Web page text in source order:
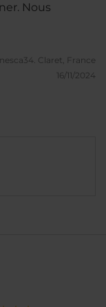
Nous
Claret, France
16/11/2024